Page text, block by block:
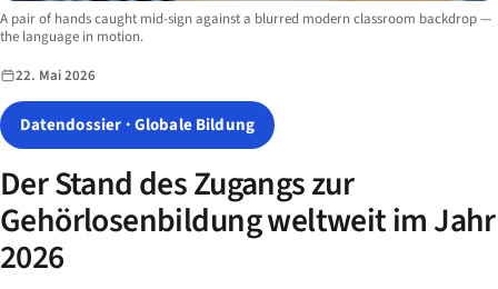
Image description:
A pair of hands caught mid-sign against a blurred modern classroom backdrop —
the language in motion.
22. Mai 2026
Datendossier · Globale Bildung
Der Stand des Zugangs zur
Gehörlosenbildung weltweit im Jahr
2026